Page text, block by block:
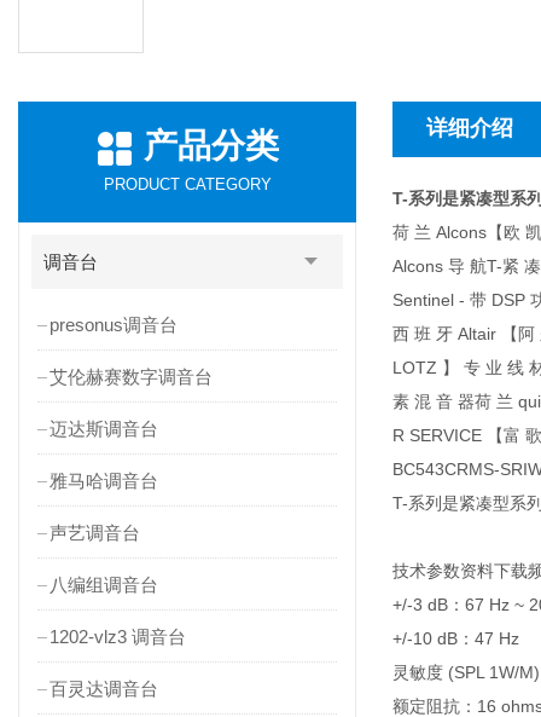
产品分类
PRODUCT CATEGORY
调音台
presonus调音台
艾伦赫赛数字调音台
迈达斯调音台
雅马哈调音台
声艺调音台
八编组调音台
1202-vlz3 调音台
百灵达调音台
详细介绍
T-系列是紧凑型系
荷 兰 Alcons【欧
Alcons 导 航T-紧
Sentinel - 带 DSP
西 班 牙 Altair 【阿
LOTZ 】 专 业 线
素 混 音 器荷 兰
R SERVICE 【富
BC543CRMS-
T-系列是紧凑型系
技术参数资料下载
+/-3 dB：67 Hz ~
+/-10 dB：47 Hz
灵敏度 (SPL 1W/
额定阻抗：16